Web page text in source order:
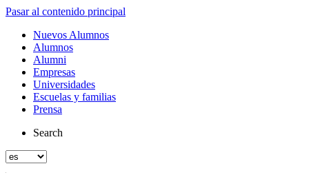
Pasar al contenido principal
Nuevos Alumnos
Alumnos
Alumni
Empresas
Universidades
Escuelas y familias
Prensa
Search